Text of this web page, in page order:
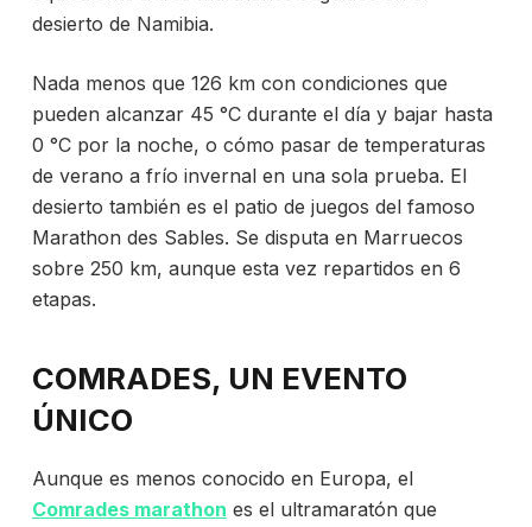
desierto de Namibia.
Nada menos que 126 km con condiciones que
pueden alcanzar 45 °C durante el día y bajar hasta
0 °C por la noche, o cómo pasar de temperaturas
de verano a frío invernal en una sola prueba. El
desierto también es el patio de juegos del famoso
Marathon des Sables. Se disputa en Marruecos
sobre 250 km, aunque esta vez repartidos en 6
etapas.
COMRADES, UN EVENTO
ÚNICO
Aunque es menos conocido en Europa, el
Comrades marathon es el ultramaratón que